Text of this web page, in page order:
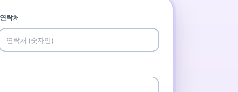
연락처